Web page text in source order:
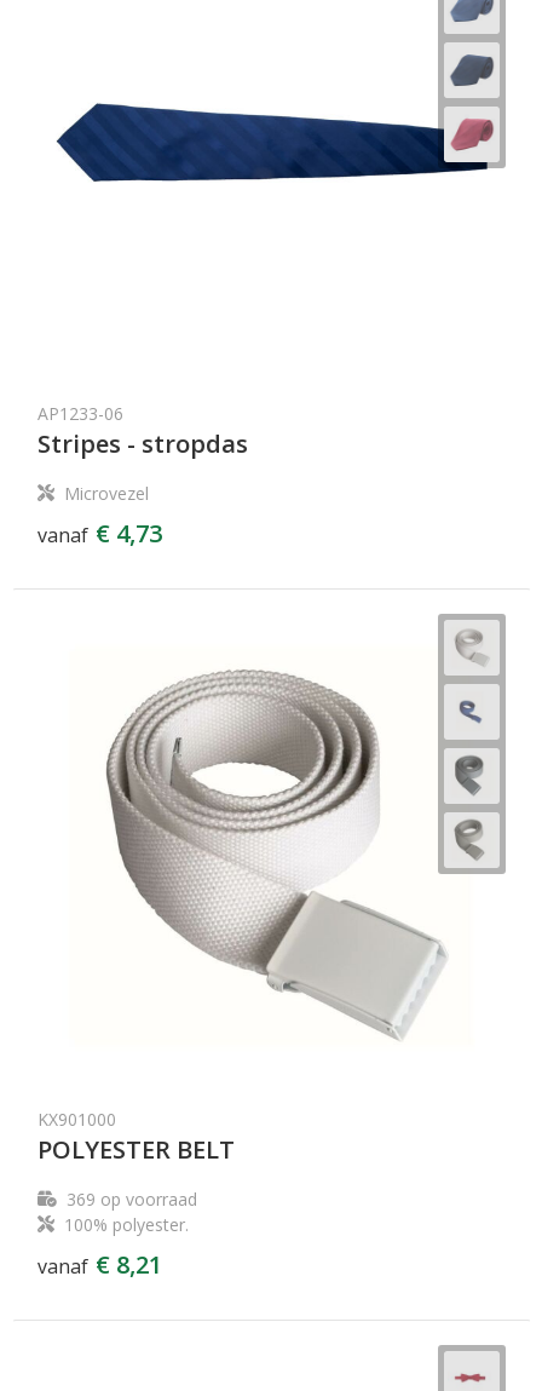
AP1233-06
Stripes - stropdas
Microvezel
vanaf € 4,73
KX901000
POLYESTER BELT
369 op voorraad
100% polyester.
vanaf € 8,21